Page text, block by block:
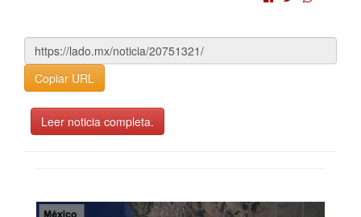
Copiar URL
Leer noticia completa.